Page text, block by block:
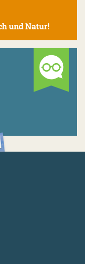
und Natur!
scrollen